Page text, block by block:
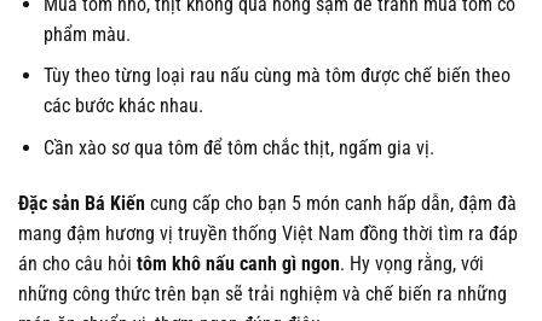
phẩm màu.
Tùy theo từng loại rau nấu cùng mà tôm được chế biến theo
các bước khác nhau.
Cần xào sơ qua tôm để tôm chắc thịt, ngấm gia vị.
Đặc sản Bá Kiến cung cấp cho bạn 5 món canh hấp dẫn, đậm đà
mang đậm hương vị truyền thống Việt Nam đồng thời tìm ra đáp
án cho câu hỏi tôm khô nấu canh gì ngon. Hy vọng rằng, với
những công thức trên bạn sẽ trải nghiệm và chế biến ra những